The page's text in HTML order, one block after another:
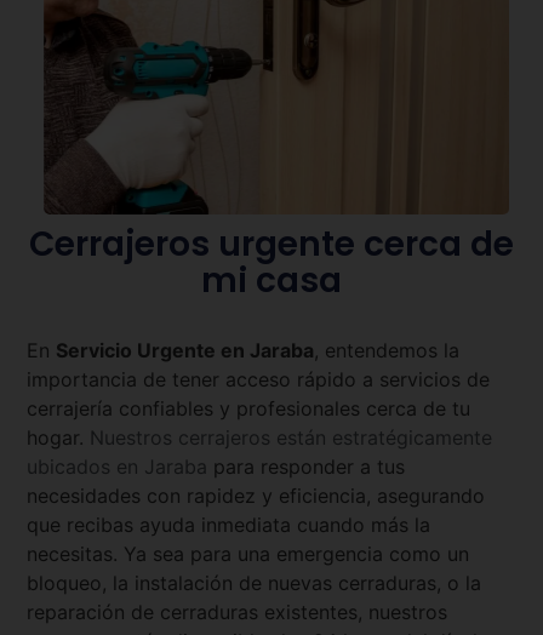
Cerrajeros urgente cerca de
mi casa
En Servicio Urgente en Jaraba , entendemos la
importancia de tener acceso rápido a servicios de
cerrajería confiables y profesionales cerca de tu
hogar. Nuestros cerrajeros están estratégicamente
ubicados en Jaraba para responder a tus
necesidades con rapidez y eficiencia, asegurando
que recibas ayuda inmediata cuando más la
necesitas. Ya sea para una emergencia como un
bloqueo, la instalación de nuevas cerraduras, o la
reparación de cerraduras existentes, nuestros